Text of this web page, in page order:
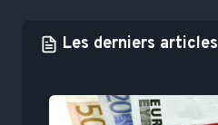
Les derniers articles